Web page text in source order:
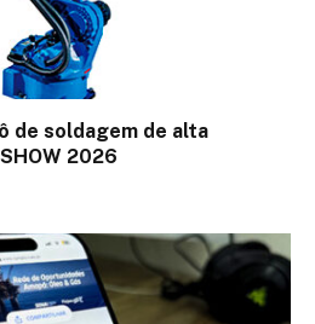
de soldagem de alta
2026